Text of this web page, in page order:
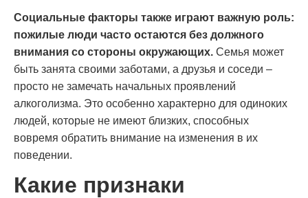
Социальные факторы также играют важную роль:
пожилые люди часто остаются без должного
внимания со стороны окружающих. Семья может
быть занята своими заботами, а друзья и соседи –
просто не замечать начальных проявлений
алкоголизма. Это особенно характерно для одиноких
людей, которые не имеют близких, способных
вовремя обратить внимание на изменения в их
поведении.
Какие признаки